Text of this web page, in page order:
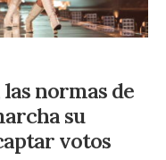
normas de
su
votos